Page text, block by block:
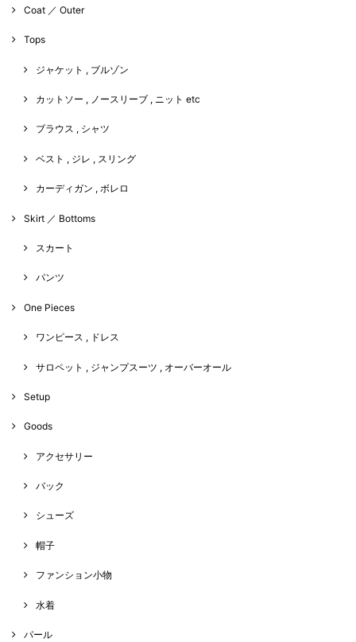
Coat ／ Outer
Tops
ジャケット , ブルゾン
カットソー , ノースリーブ , ニット etc
ブラウス , シャツ
ベスト , ジレ , スリング
カーディガン , ボレロ
Skirt ／ Bottoms
スカート
パンツ
One Pieces
ワンピース , ドレス
サロペット , ジャンプスーツ , オーバーオール
Setup
Goods
アクセサリー
バック
シューズ
帽子
ファンション小物
水着
パール